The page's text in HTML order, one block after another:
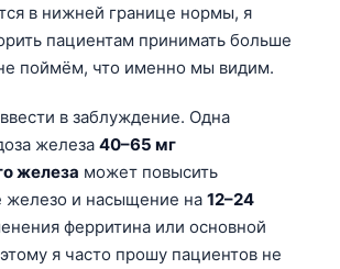
в нижней границе нормы, я
пациентам принимать больше
поймём, что именно мы видим.
в заблуждение. Одна
железа 40–65 мг
железа может повысить
железо и насыщение на 12–24
ферритина или основной
я часто прошу пациентов не